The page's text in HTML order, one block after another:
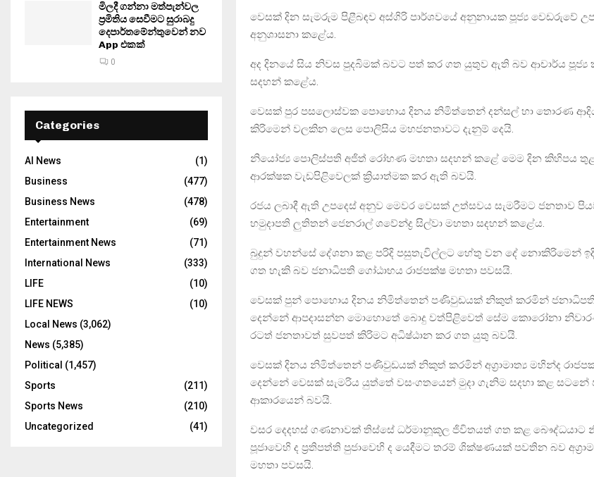
වෙසක් දින සැමරුම පිළීබඳව අස්ගිරි පාර්ශවයේ අනුනායක පූජ්‍ය වෙඩරුවේ
අනුශාසනා කළේය.
අද දිනයේ සිය නිවස පුදබිමක් බවට පත් කර ගත යුතුව ඇති බව ආචාර්ය පූජ්‍ය
සදහන් කළේය.
වෙසක් පුර පසලොස්වක පොහොය දිනය නිමිත්තෙන් දන්සල් හා තොරණ ආදිය
කිරිමෙන් වලකින ලෙස පොලිසිය මහජනතාවට දැනුම් දෙයි.
නියෝජ්‍ය පොලිස්පති අජිත් රෝහණ මහතා සදහන් කළේ මෙම දින කිහිපය තුළ
ආරක්ෂක වැඩපිළිවෙලක් ක්‍රියාත්මක කර ඇති බවයි.
රජය ලබාදී ඇති උපදෙස් අනුව මෙවර වෙසක් උත්සවය සැමරීමට ජනතාව
හමුදාපති ලුතිතන් ජෙනරාල් ශවේන්ද්‍ර සිල්වා මහතා සදහන් කළේය.
බුදුන් වහන්සේ දේශනා කළ පරිදි පසුතැවිල්ලට හේතු වන දේ නොකිරිමෙන්
ගත හැකි බව ජනාධිපති ගෝඨාභය රාජපක්ෂ මහතා පවසයි.
වෙසක් පුන් පොහොය දිනය නිමිත්තෙන් පණිවුඩයක් නිකුත් කරමින්
දෙන්නේ ආපදාසන්න මොහොතේ බොදු වත්පිළිවෙත් සේම කොරෝනා
රටත් ජනතාවත් සුවපත් කිරිමට අධිෂ්ඨාන කර ගත යුතු බවයි.
වෙසක් දිනය නිමිත්තෙන් පණිවුඩයක් නිකුත් කරමින් අග්‍රාමාත්‍ය මහින්ද
දෙන්නේ වෙසක් සැමරිය යුත්තේ වසංගතයෙන් මුදා ගැනිම සදහා කළ සටනේ
ආකාරයෙන් බවයි.
වසර දෙදහස් ගණනාවක් තිස්සේ ධර්මානූකූල ජිවිතයත් ගත කළ බෞද්ධයාට
පූජාවෙහි ද ප්‍රතිපත්ති පුජාවෙහි ද යෙදීමට තරම් ශික්ෂණයක් පවතින බව
මහතා පවසයි.
මිලදී ගන්නා මත්පැන්වල
ප්‍රමිතිය සෙවීමට සුරාබදු
දෙපාර්තමේන්තුවෙන් නව
App එකක්
0
Categories
AI News
(1)
Business
(477)
Business News
(478)
Entertainment
(69)
Entertainment News
(71)
International News
(333)
LIFE
(10)
LIFE NEWS
(10)
Local News (3,062)
News (5,385)
Political (1,457)
Sports
(211)
Sports News
(210)
Uncategorized
(41)